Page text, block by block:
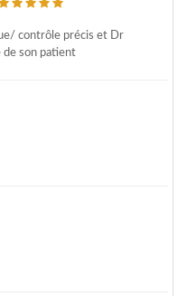
contrôle précis et Dr
de son patient